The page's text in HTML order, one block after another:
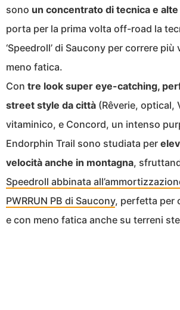
sono un concentrato di tecnica e
porta per la prima volta off-road la
‘Speedroll’ di Saucony per correre più
meno fatica.
Con tre look super eye-catching,
street style da città (Rêverie, optical,
vitaminico, e Concord, un intenso
Endorphin Trail sono studiata per
velocità anche in montagna,
Speedroll abbinata
PWRRUN PB di Saucony, perfetta per
e con meno fatica anche su terreni